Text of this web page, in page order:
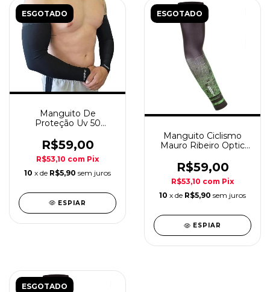
ESGOTADO
Manguito De
Proteção Uv 50
R$59,00
R$53,10 com Pix
10 x de R$5,90 sem juros
ESPIAR
ESGOTADO
Manguito Ciclismo
Mauro Ribeiro Optic
R$59,00
R$53,10 com Pix
10 x de R$5,90 sem juros
ESPIAR
ESGOTADO